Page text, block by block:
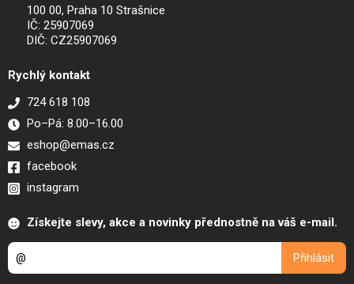
100 00, Praha 10 Strašnice
IČ: 25907069
DIČ: CZ25907069
Rychlý kontakt
724 618 108
Po–Pá: 8.00–16.00
eshop@emas.cz
facebook
instagram
Získejte slevy, akce a novinky přednostně na váš e-mail.